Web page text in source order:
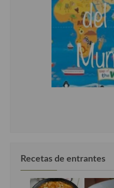
Recetas de entrantes